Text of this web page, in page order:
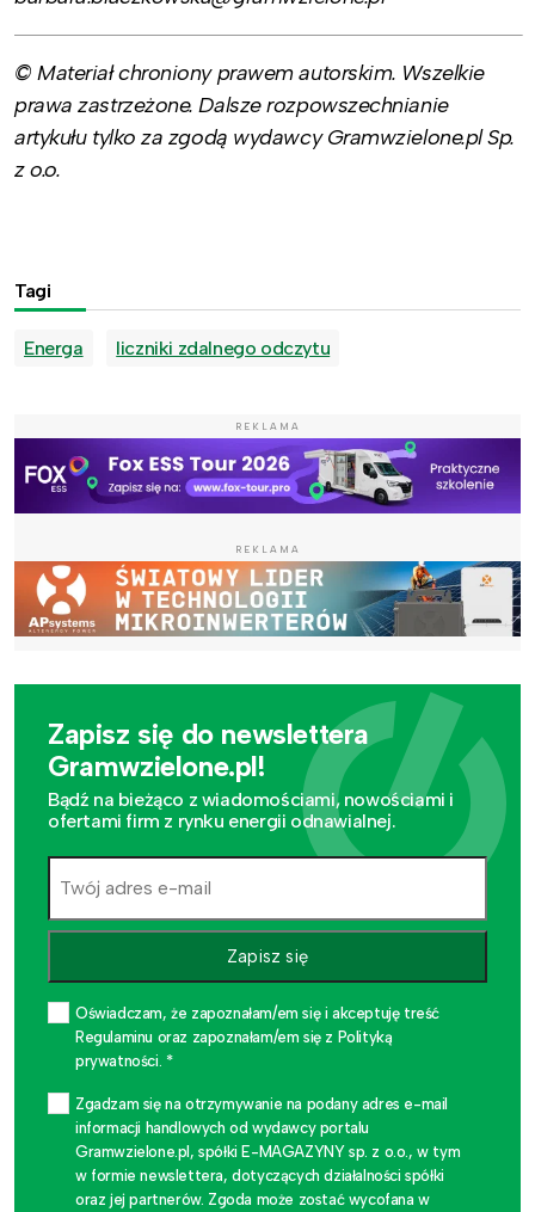
© Materiał chroniony prawem autorskim. Wszelkie
prawa zastrzeżone. Dalsze rozpowszechnianie
artykułu tylko za zgodą wydawcy Gramwzielone.pl Sp.
z o.o.
Tagi
Energa liczniki zdalnego odczytu
REKLAMA
REKLAMA
Zapisz się do newslettera
Gramwzielone.pl!
Bądź na bieżąco z wiadomościami, nowościami i
ofertami firm z rynku energii odnawialnej.
Zapisz się
Oświadczam, że zapoznałam/em się i akceptuję treść
Regulaminu oraz zapoznałam/em się z Polityką
prywatności. *
Zgadzam się na otrzymywanie na podany adres e-mail
informacji handlowych od wydawcy portalu
Gramwzielone.pl, spółki E-MAGAZYNY sp. z o.o., w tym
w formie newslettera, dotyczących działalności spółki
oraz jej partnerów. Zgoda może zostać wycofana w